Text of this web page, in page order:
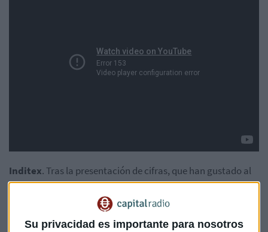
Su privacidad es importante para nosotros
Inditex. Tras la presentación de cifras, que han gustado al
mercado, el valor debe formar parte de la cartera de los
inversores que quieran estar tranquilos, tener buena
rentabilidad y pocos sustos.